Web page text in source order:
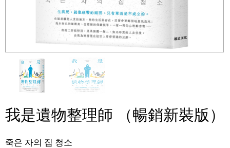
我是遺物整理師 （暢銷新裝版）
죽은 자의 집 청소